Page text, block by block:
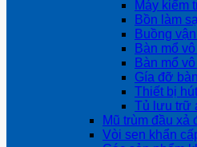
Máy kiểm
Bồn làm
Buồng
Bàn mổ
Bàn mổ
Gía đỡ
Thiết bị
Tủ lưu trữ
Mũ trùm đầu xả
Vòi sen khẩn